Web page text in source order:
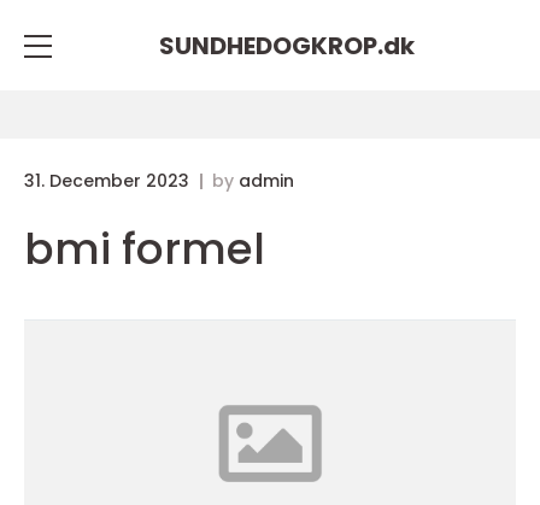
SUNDHEDOGKROP.dk
31. December 2023 by admin
bmi formel